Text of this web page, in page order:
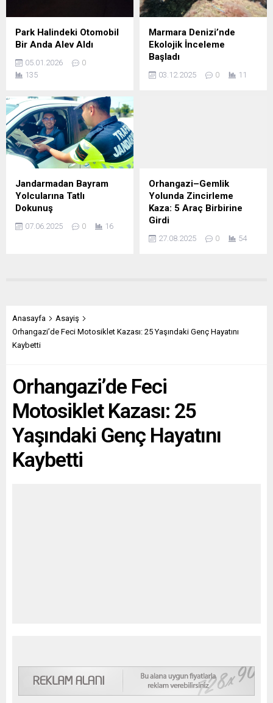
Park Halindeki Otomobil
Bir Anda Alev Aldı
05.01.2026
0
135
Marmara Denizi’nde
Ekolojik İnceleme
Başladı
03.12.2025 0 11
Jandarmadan Bayram
Yolcularına Tatlı
Dokunuş
07.06.2025 0 16
Orhangazi–Gemlik
Yolunda Zincirleme
Kaza: 5 Araç Birbirine
Girdi
27.08.2025 0 54
Anasayfa
Asayiş
Orhangazi’de Feci Motosiklet Kazası: 25 Yaşındaki Genç Hayatını
Kaybetti
Orhangazi’de Feci
Motosiklet Kazası: 25
Yaşındaki Genç Hayatını
Kaybetti